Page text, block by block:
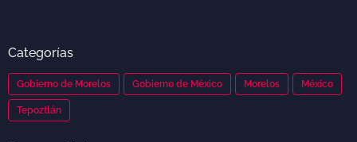
Categorías
Gobierno de Morelos Gobierno de México Morelos México
Tepoztlán